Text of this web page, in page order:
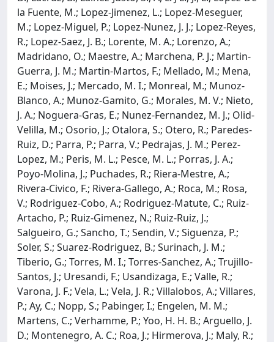
la Fuente, M.; Lopez-Jimenez, L.; Lopez-Meseguer,
M.; Lopez-Miguel, P.; Lopez-Nunez, J. J.; Lopez-Reyes,
R.; Lopez-Saez, J. B.; Lorente, M. A.; Lorenzo, A.;
Madridano, O.; Maestre, A.; Marchena, P. J.; Martin-
Guerra, J. M.; Martin-Martos, F.; Mellado, M.; Mena,
E.; Moises, J.; Mercado, M. I.; Monreal, M.; Munoz-
Blanco, A.; Munoz-Gamito, G.; Morales, M. V.; Nieto,
J. A.; Noguera-Gras, E.; Nunez-Fernandez, M. J.; Olid-
Velilla, M.; Osorio, J.; Otalora, S.; Otero, R.; Paredes-
Ruiz, D.; Parra, P.; Parra, V.; Pedrajas, J. M.; Perez-
Lopez, M.; Peris, M. L.; Pesce, M. L.; Porras, J. A.;
Poyo-Molina, J.; Puchades, R.; Riera-Mestre, A.;
Rivera-Civico, F.; Rivera-Gallego, A.; Roca, M.; Rosa,
V.; Rodriguez-Cobo, A.; Rodriguez-Matute, C.; Ruiz-
Artacho, P.; Ruiz-Gimenez, N.; Ruiz-Ruiz, J.;
Salgueiro, G.; Sancho, T.; Sendin, V.; Siguenza, P.;
Soler, S.; Suarez-Rodriguez, B.; Surinach, J. M.;
Tiberio, G.; Torres, M. I.; Torres-Sanchez, A.; Trujillo-
Santos, J.; Uresandi, F.; Usandizaga, E.; Valle, R.;
Varona, J. F.; Vela, L.; Vela, J. R.; Villalobos, A.; Villares,
P.; Ay, C.; Nopp, S.; Pabinger, I.; Engelen, M. M.;
Martens, C.; Verhamme, P.; Yoo, H. H. B.; Arguello, J.
D.; Montenegro, A. C.; Roa, J.; Hirmerova, J.; Maly, R.;